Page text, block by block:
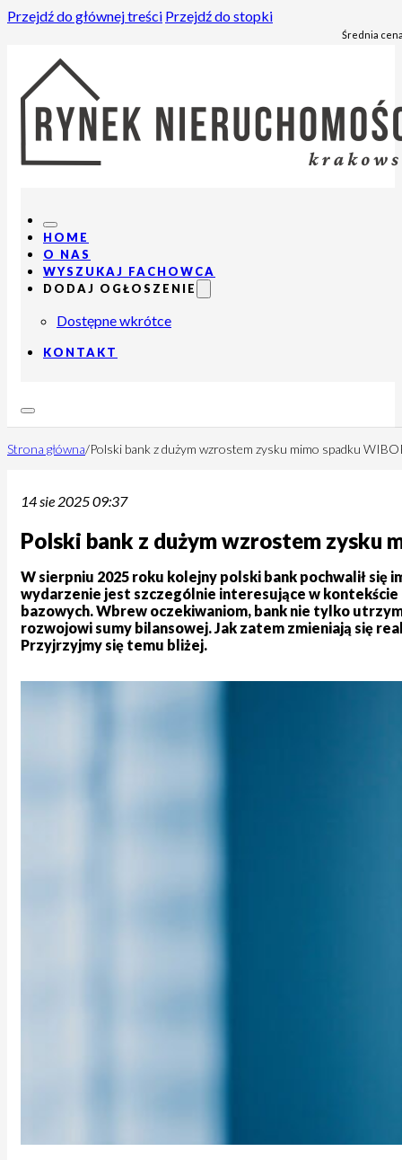
Przejdź do głównej treści Przejdź do stopki
Średnia
HOME
O NAS
WYSZUKAJ FACHOWCA
DODAJ OGŁOSZENIE
Dostępne wkrótce
KONTAKT
Strona główna/Polski bank z dużym wzrostem zysku mimo spadku
14 sie 2025 09:37
Polski bank z dużym wzrostem zysku
W sierpniu 2025 roku kolejny polski bank pochwalił
wydarzenie jest szczególnie interesujące w
bazowych. Wbrew oczekiwaniom, bank nie tylko
rozwojowi sumy bilansowej. Jak zatem zmieniają się
Przyjrzyjmy się temu bliżej.